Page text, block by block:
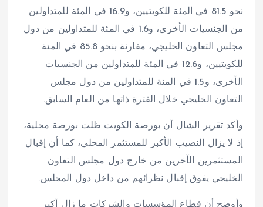
نحو 81.5 في المئة للكويتيين، و16.9 في المئة للمتداولين
من الجنسيات الأخرى، و1.6 في المئة للمتداولين من دول
مجلس التعاون الخليجي، مقارنة بنحو 85.8 في المئة
للكويتيين، و12.6 في المئة للمتداولين من الجنسيات
الأخرى، و1.5 في المئة للمتداولين من دول مجلس
التعاون الخليجي خلال الفترة ذاتها من العام السابق.
وأكد تقرير الشال أن بورصة الكويت ظلت بورصة محلية،
إذ لا يزال النصيب الأكبر للمستثمر المحلي، كما أن إقبال
المستثمرين الآخرين من خارج دول مجلس التعاون
الخليجي يفوق إقبال نظرائهم من داخل دول المجلس.
وأوضح أن قطاع المؤسسات والشركات ما زال أكبر